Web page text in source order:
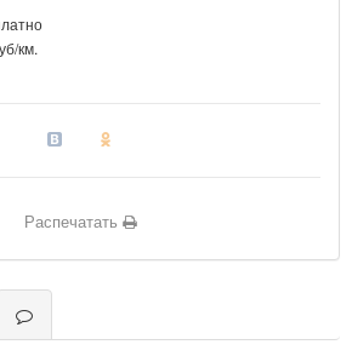
км.
Распечатать